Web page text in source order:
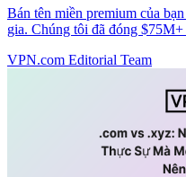
Bán tên miền premium của
gia. Chúng tôi đã đóng
VPN.com Editorial Team